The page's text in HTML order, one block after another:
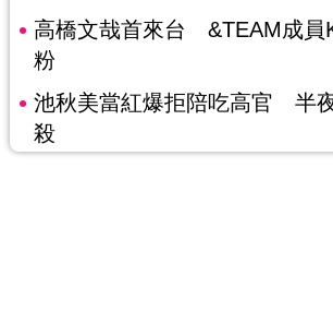
高橋文哉首來台 &TEAM成員
粉
池秋美當紅爆拒陪吃高官 半
殺